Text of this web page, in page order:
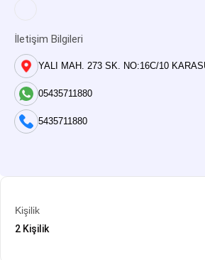
İletişim Bilgileri
YALI MAH. 273 SK. NO:16C/10
05435711880
5435711880
Kişilik
2 Kişilik